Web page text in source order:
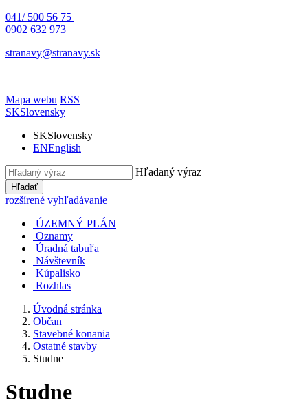
041/ 500 56 75
0902 632 973
stranavy@stranavy.sk
Mapa webu RSS
SKSlovensky
SKSlovensky
ENEnglish
Hľadaný výraz
Hľadať
rozšírené vyhľadávanie
ÚZEMNÝ PLÁN
Oznamy
Úradná tabuľa
Návštevník
Kúpalisko
Rozhlas
Úvodná stránka
Občan
Stavebné konania
Ostatné stavby
Studne
Studne